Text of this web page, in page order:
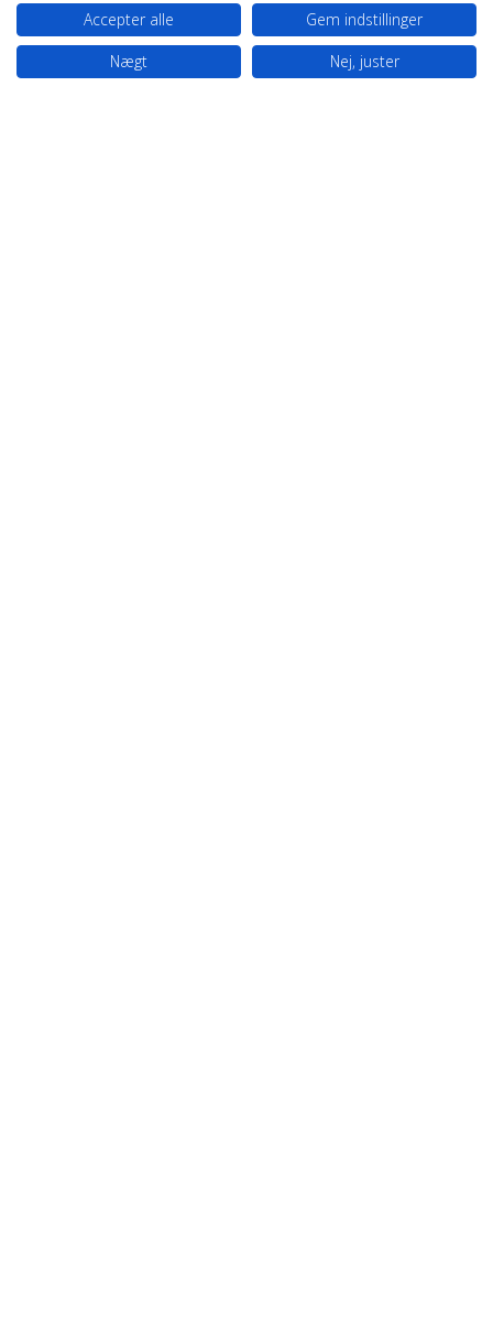
Accepter alle
Gem indstillinger
Nægt
Nej, juster